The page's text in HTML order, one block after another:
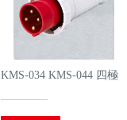
KMS-034 KMS-044 四極
工業插頭